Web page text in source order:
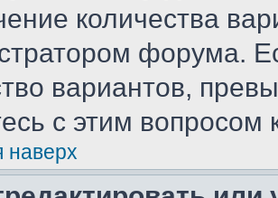
количества
форума.
вариантов,
с этим вопросом
наверх